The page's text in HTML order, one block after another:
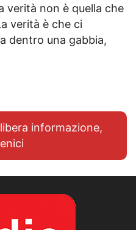
verità non è quella che
verità è che ci
dentro una gabbia,
informazione,